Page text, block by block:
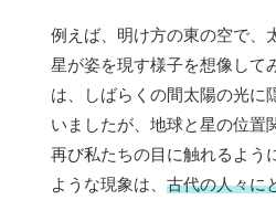
例えば、明け方の東の空で、
星が姿を現す様子を想像して
は、しばらくの間太陽の光に
いましたが、地球と星の位置
再び私たちの目に触れるよう
ような現象は、 古代の人々に